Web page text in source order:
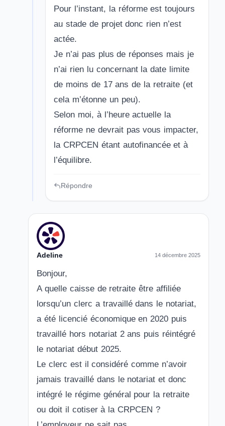
Pour l’instant, la réforme est toujours
au stade de projet donc rien n’est
actée.
Je n’ai pas plus de réponses mais je
n’ai rien lu concernant la date limite
de moins de 17 ans de la retraite (et
cela m’étonne un peu).
Selon moi, à l’heure actuelle la
réforme ne devrait pas vous impacter,
la CRPCEN étant autofinancée et à
l’équilibre.
Répondre
Adeline 14 décembre 2025
Bonjour,
A quelle caisse de retraite être affiliée
lorsqu’un clerc a travaillé dans le notariat,
a été licencié économique en 2020 puis
travaillé hors notariat 2 ans puis réintégré
le notariat début 2025.
Le clerc est il considéré comme n’avoir
jamais travaillé dans le notariat et donc
intégré le régime général pour la retraite
ou doit il cotiser à la CRPCEN ?